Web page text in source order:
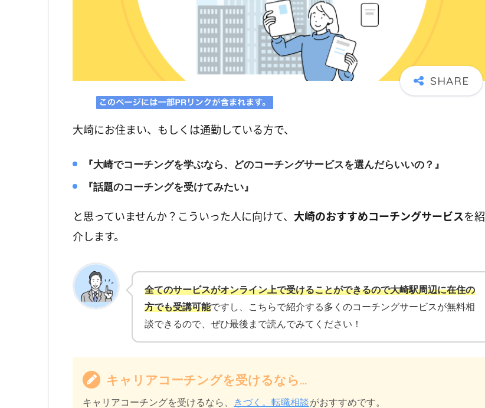
大崎にお住まい、もしくは通勤している方で、
『大崎でコーチングを学ぶなら、どのコーチングサービスを選んだらいいの？』
『話題のコーチングを受けてみたい』
と思っていませんか？こういった人に向けて、 大崎のおすすめコーチングサービスを紹
介します。
全てのサービスがオンライン上で受けることができるので大崎駅周辺に在住の
方でも受講可能ですし、こちらで紹介する多くのコーチングサービスが無料相
談できるので、ぜひ最後まで読んでみてください！
キャリアコーチングを受けるなら…
キャリアコーチングを受けるなら、 きづく。転職相談がおすすめです。